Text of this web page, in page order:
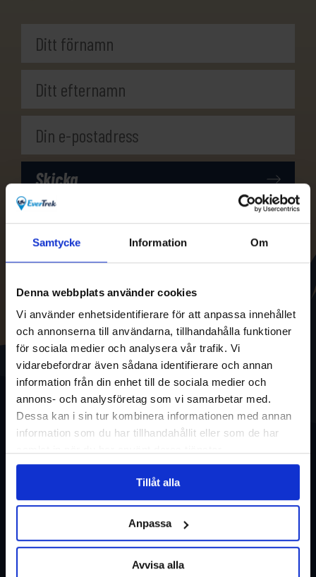
Samtycke Information Om
Denna webbplats använder cookies
Vi använder enhetsidentifierare för att anpassa innehållet
och annonserna till användarna, tillhandahålla funktioner
för sociala medier och analysera vår trafik. Vi
vidarebefordrar även sådana identifierare och annan
information från din enhet till de sociala medier och
annons- och analysföretag som vi samarbetar med.
Dessa kan i sin tur kombinera informationen med annan
information som du har tillhandahållit eller som de har
Tillåt alla
Anpassa
Avvisa alla
Restyper
Om oss
Boka och res tryggt med
EverTrek
Grupp & Konferens
Kontakta oss